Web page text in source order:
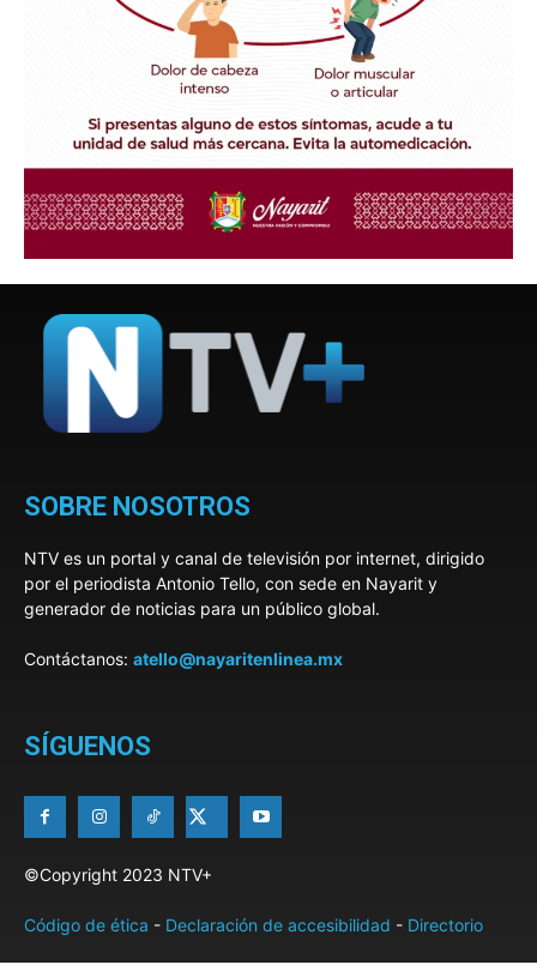
SOBRE NOSOTROS
NTV es un portal y canal de televisión por internet, dirigido
por el periodista Antonio Tello, con sede en Nayarit y
generador de noticias para un público global.
Contáctanos: atello@nayaritenlinea.mx
SÍGUENOS
©Copyright 2023 NTV+
Código de ética - Declaración de accesibilidad - Directorio